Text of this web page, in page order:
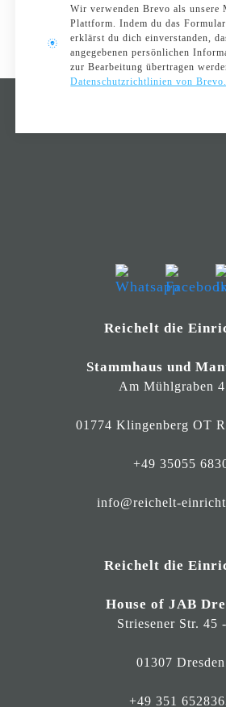
Wir verwenden Brevo als unsere
Plattform. Indem du das Formular
erklärst du dich einverstanden,
angegebenen persönlichen
zur Bearbeitung übertragen
Datenschutzrichtlinien von Brevo.
Reichelt die
Stammhaus und
Am Mühlgraben
01774 Klingenberg OT
+49 35055
info@reichelt-
Reichelt die
House of JAB
Striesener Str. 45
01307 Dresden
+49 351